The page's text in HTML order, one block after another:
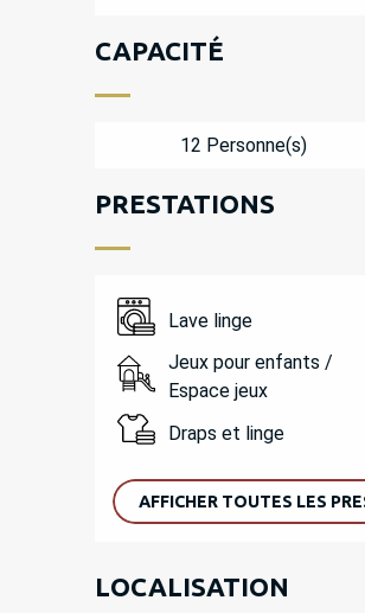
CAPACITÉ
12 Personne(s)
PRESTATIONS
Lave linge
Jeux pour enfants /
Espace jeux
Draps et linge
AFFICHER TOUTES LES
LOCALISATION